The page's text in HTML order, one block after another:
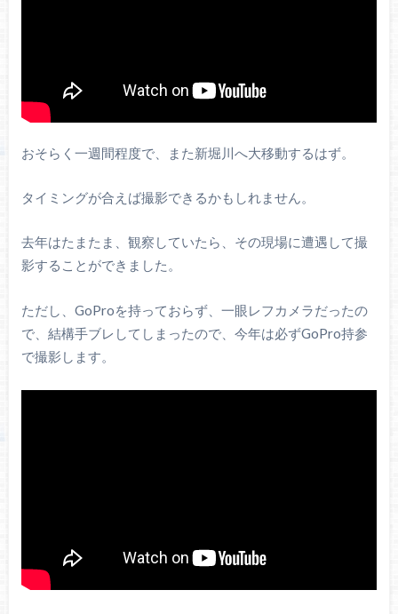
おそらく一週間程度で、また新堀川へ大移動するはず。
タイミングが合えば撮影できるかもしれません。
去年はたまたま、観察していたら、その現場に遭遇して撮
影することができました。
ただし、GoProを持っておらず、一眼レフカメラだったの
で、結構手ブレしてしまったので、今年は必ずGoPro持参
で撮影します。